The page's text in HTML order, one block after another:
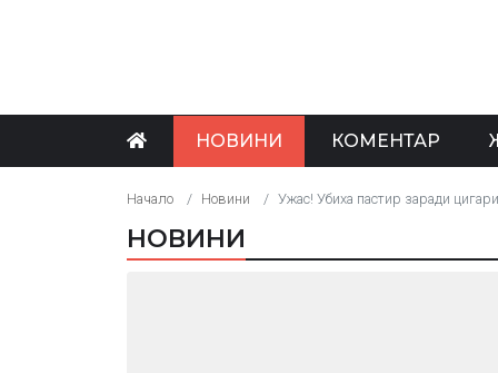
НОВИНИ КОМЕНТАР
Начало Новини Ужас! Убиха пастир заради цигари
НОВИНИ